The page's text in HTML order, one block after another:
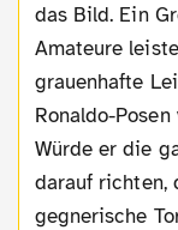
das Bild. Ein
Amateure
grauenhafte
Ronaldo-
Würde er die
darauf richten,
gegnerische